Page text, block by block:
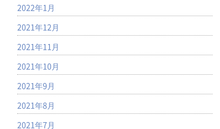
2022年1月
2021年12月
2021年11月
2021年10月
2021年9月
2021年8月
2021年7月